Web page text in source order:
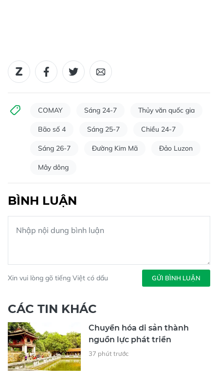
COMAY Sáng 24-7 Thủy văn quốc gia
Bão số 4 Sáng 25-7 Chiều 24-7
Sáng 26-7 Đường Kim Mã Đảo Luzon
Mây dông
BÌNH LUẬN
Xin vui lòng gõ tiếng Việt có dấu GỬI BÌNH LUẬN
CÁC TIN KHÁC
Chuyển hóa di sản thành
nguồn lực phát triển
37 phút trước